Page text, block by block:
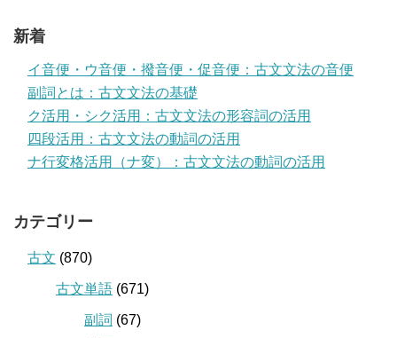
新着
イ音便・ウ音便・撥音便・促音便：古文文法の音便
副詞とは：古文文法の基礎
ク活用・シク活用：古文文法の形容詞の活用
四段活用：古文文法の動詞の活用
ナ行変格活用（ナ変）：古文文法の動詞の活用
カテゴリー
古文 (870)
古文単語 (671)
副詞 (67)